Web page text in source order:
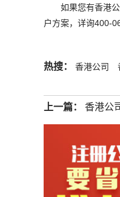
如果您有香港
户方案，详询400-
热搜： 香港公司
上一篇： 香港公